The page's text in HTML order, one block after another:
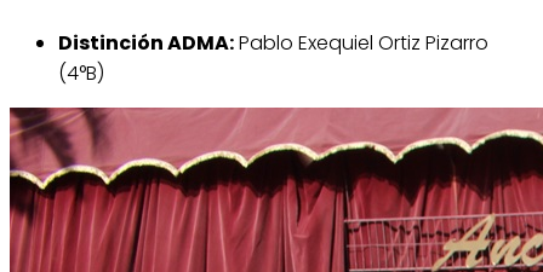
Distinción ADMA:Pablo Exequiel Ortiz Pizarro
(4°B)